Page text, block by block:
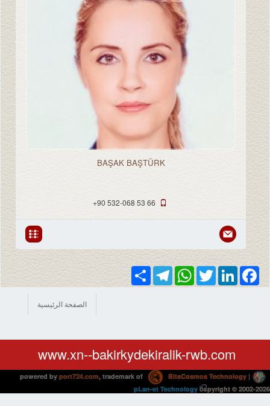
BAŞAK BAŞTÜRK
+90 532-068 53 66
الصفحة الرئيسية
Facebook
LinkedIn
Twitter
WhatsApp
Telegram
Share
www.xn--bakirkydekiralik-rwb.com
powered by port724.com, trademark of BitsCosmos Technology |
pLan-et Technology copyright © 2002-2026